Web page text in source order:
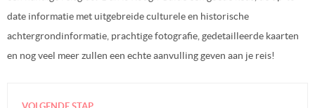
date informatie met uitgebreide culturele en historische
achtergrondinformatie, prachtige fotografie, gedetailleerde kaarten
en nog veel meer zullen een echte aanvulling geven aan je reis!